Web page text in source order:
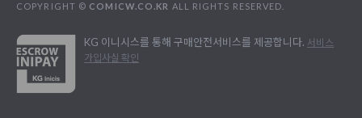
COPYRIGHT © COMICW.CO.KR ALL RIGHTS RESERVED.
KG 이니시스를 통해 구매안전서비스를 제공합니다. 서비스
가입사실 확인